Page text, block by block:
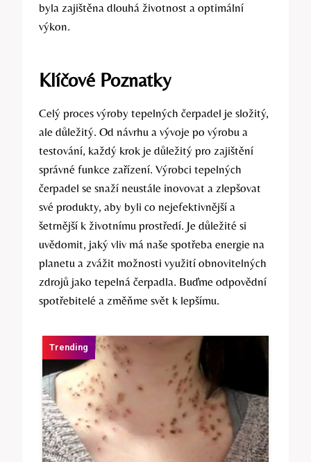
byla zajištěna dlouhá životnost a optimální
výkon.
Klíčové Poznatky
Celý proces výroby tepelných čerpadel je složitý,
ale důležitý. Od návrhu a vývoje po výrobu a
testování, každý krok je důležitý pro zajištění
správné funkce zařízení. Výrobci tepelných
čerpadel se snaží neustále inovovat a zlepšovat
své produkty, aby byli co nejefektivnější a
šetrnější k životnímu prostředí. Je důležité si
uvědomit, jaký vliv má naše spotřeba energie na
planetu a zvážit možnosti využití obnovitelných
zdrojů jako tepelná čerpadla. Buďme odpovědní
spotřebitelé a změňme svět k lepšímu.